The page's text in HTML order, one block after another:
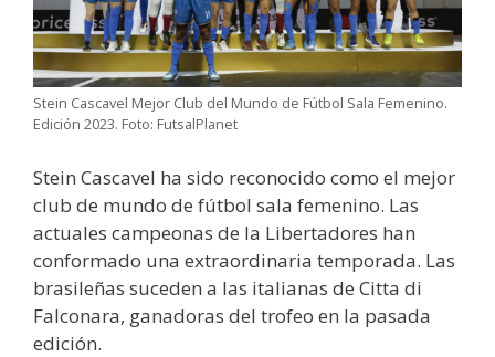
Stein Cascavel Mejor Club del Mundo de Fútbol Sala Femenino.
Edición 2023. Foto: FutsalPlanet
Stein Cascavel ha sido reconocido como el mejor
club de mundo de fútbol sala femenino. Las
actuales campeonas de la Libertadores han
conformado una extraordinaria temporada. Las
brasileñas suceden a las italianas de Citta di
Falconara, ganadoras del trofeo en la pasada
edición.